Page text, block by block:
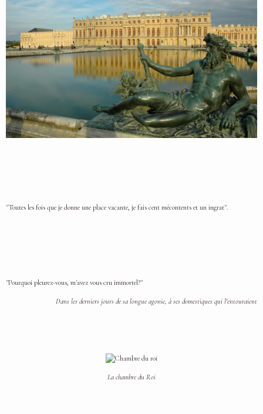
"Toutes les fois que je donne une place vacante, je fais cent mécontents et un ingrat".
"Pourquoi pleurez-vous, m'avez vous cru immortel?"
Dans les derniers jours de sa longue agonie, à ses domestiques qui l'entouraient
La chambre du Roi